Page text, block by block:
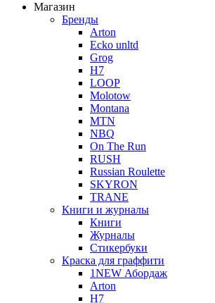
Магазин
Бренды
Arton
Ecko unltd
Grog
H7
LOOP
Molotow
Montana
MTN
NBQ
On The Run
RUSH
Russian Roulette
SKYRON
TRANE
Книги и журналы
Книги
Журналы
Стикербуки
Краска для граффити
1NEW Абордаж
Arton
H7